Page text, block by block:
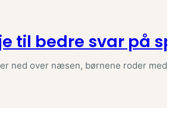
til bedre svar på
ned over næsen, børnene roder